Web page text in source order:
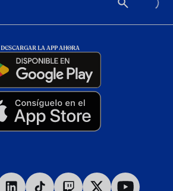
DESCARGAR LA APP AHORA